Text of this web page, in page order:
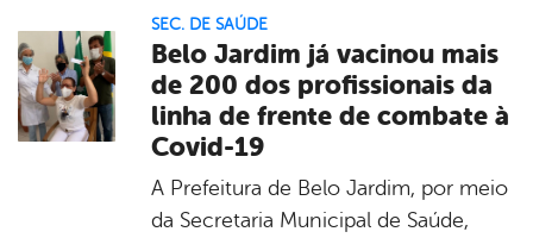
SEC. DE SAÚDE
Belo Jardim já vacinou mais
de 200 dos profissionais da
linha de frente de combate à
Covid-19
A Prefeitura de Belo Jardim, por meio
da Secretaria Municipal de Saúde,